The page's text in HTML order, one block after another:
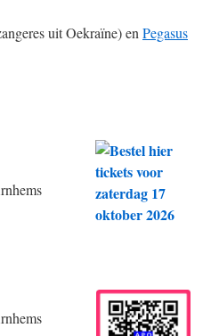
uit Oekraïne) en Pegasus